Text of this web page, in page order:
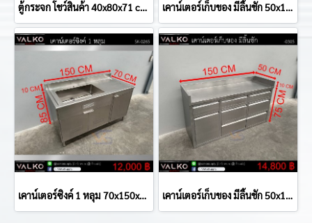
ตู้กระจก โชว์สินค้า 40x80x71 cm. เคาน์เตอร์เก็บของ มีลิ้นชัก 50x150x75+10 cm.
เคาน์เตอร์ซิงค์ 1 หลุม 70x150x85(+10) cm. เคาน์เตอร์เก็บของ มีลิ้นชัก 50x150x75+10 cm.